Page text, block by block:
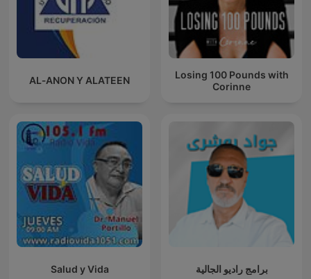
AL‑ANON Y ALATEEN
Losing 100 Pounds with
Corinne
Salud y Vida برامج راديو الجالية